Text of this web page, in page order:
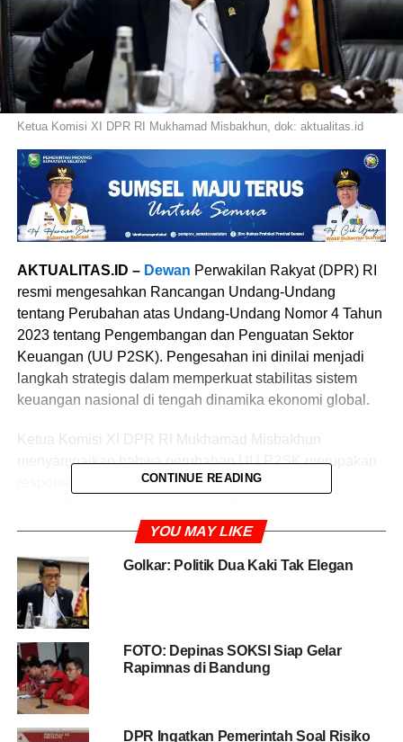
Ketua Komisi XI DPR RI Mukhamad Misbakhun, dok: aktualitas.id
AKTUALITAS.ID – Dewan Perwakilan Rakyat (DPR) RI
resmi mengesahkan Rancangan Undang-Undang
tentang Perubahan atas Undang-Undang Nomor 4 Tahun
2023 tentang Pengembangan dan Penguatan Sektor
Keuangan (UU P2SK). Pengesahan ini dinilai menjadi
langkah strategis dalam memperkuat stabilitas sistem
keuangan nasional di tengah dinamika ekonomi global.
Ketua Komisi XI DPR RI Mukhamad Misbakhun
menyampaikan bahwa perubahan UU P2SK merupakan
respons terhadap kondisi ekonomi yang terus
volatilitas pasar keuangan, serta percepatan transformasi
digital di sektor jasa keuangan.
“Melalui perubahan UU P2SK ini, kita ingin memastikan
sektor keuangan nasional memiliki fondasi hukum yang
semakin kuat sehingga lebih siap menghadapi berbagai
risiko dan tantangan ke depan,” ujar Misbakhun dalam
keterangan tertulis, Jumat (5/6).
BACA JUGA
Isu Puteri Komarudin Jadi Menpora
CONTINUE READING
YOU MAY LIKE
Golkar: Politik Dua Kaki Tak Elegan
FOTO: Depinas SOKSI Siap Gelar
Rapimnas di Bandung
DPR Ingatkan Pemerintah Soal Risiko